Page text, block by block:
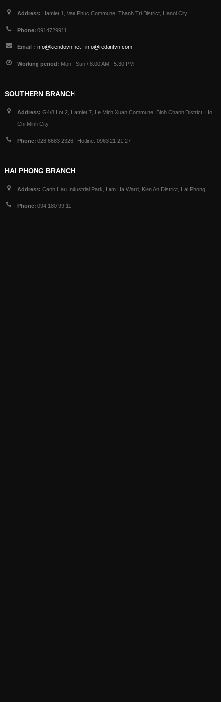
Address: Hamlet 1, Van Phuc Commune, Thanh Tri District, Hanoi City
Phone: 0914729911
Email : info@kiendovn.net | info@redantvn.com
Working period: Mon - Sun / 8:00 AM - 5:30 PM
SOUTHERN BRANCH
Address: G4/8 Lot 2, Hamlet 7, Le Minh Xuan Commune, Binh Chanh District, Ho
Chi Minh City
Phone: 028 6683 2326 | Hotline: 0963 21 21 27
HAI PHONG BRANCH
Address: Canh Hau Industrial Park, Lam Ha Ward, Kien An District, Hai Phong
Phone: 094 180 99 11